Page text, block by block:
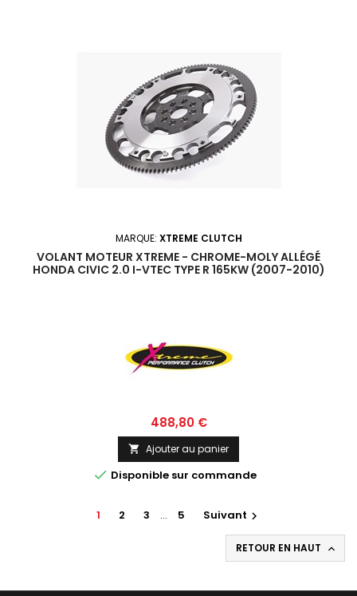
MARQUE: XTREME CLUTCH
VOLANT MOTEUR XTREME - CHROME-MOLY ALLÉGÉ
HONDA CIVIC 2.0 I-VTEC TYPE R 165KW (2007-2010)
Prix
488,80 €
 Ajouter au panier
 Disponible sur commande
1 2 3 … 5 Suivant 
RETOUR EN HAUT 